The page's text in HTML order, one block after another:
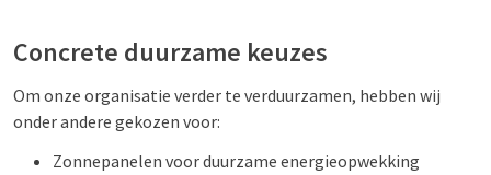
Concrete duurzame keuzes
Om onze organisatie verder te verduurzamen, hebben wij
onder andere gekozen voor:
Zonnepanelen voor duurzame energieopwekking